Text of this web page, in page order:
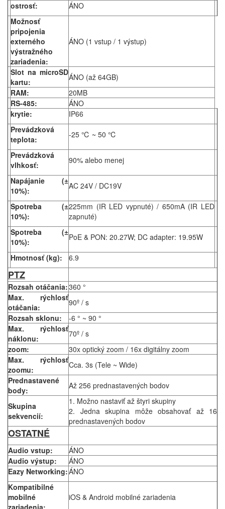
ostrosť:
ÁNO
Možnosť
pripojenia
externého
výstražného
zariadenia:
ÁNO (1 vstup / 1 výstup)
Slot na microSD
kartu:
ÁNO (až 64GB)
RAM:
20MB
RS-485:
ÁNO
krytie:
IP66
Prevádzková
teplota:
-25 ℃ ~ 50 ℃
Prevádzková
vlhkosť:
90% alebo menej
Napájanie (±
10%):
AC 24V / DC19V
Spotreba (±
10%):
225mm (IR LED vypnuté) / 650mA (IR LED
zapnuté)
Spotreba (±
10%):
PoE & PON: 20.27W; DC adapter: 19.95W
Hmotnosť (kg): 6.9
PTZ
Rozsah otáčania:360 °
Max. rýchlosť
otáčania:
90º / s
Rozsah sklonu:
-6 ° ~ 90 °
Max. rýchlosť
náklonu:
70º / s
zoom:
30x optický zoom / 16x digitálny zoom
Max. rýchlosť
zoomu:
Cca. 3s (Tele ~ Wide)
Prednastavené
body:
Až 256 prednastavených bodov
Skupina
sekvencií:
1. Možno nastaviť až štyri skupiny
2. Jedna skupina môže obsahovať až 16
prednastavených bodov
OSTATNÉ
Audio vstup:
ÁNO
Audio výstup:
ÁNO
Eazy Networking:ÁNO
Kompatibilné
mobilné
iOS & Android mobilné zariadenia